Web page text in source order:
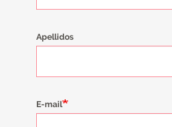
Apellidos
E-mail